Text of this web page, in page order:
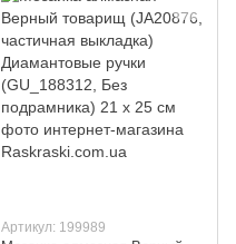
Артикул: 199989